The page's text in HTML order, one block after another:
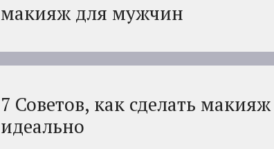
макияж для мужчин
7 Советов, как сделать
идеально